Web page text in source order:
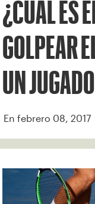
¿CUÁL ES
GOLPEAR
UN
En febrero 08, 2017